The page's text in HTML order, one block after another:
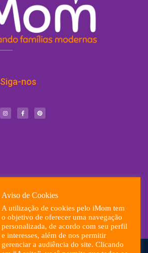
Siga-nos
s
t
a
c
e
b
n
t
e
Aviso de Cookies
A utilização de cookies pelo iMom tem
o objetivo de oferecer uma navegação
personalizada, de acordo com seu perfil
e interesses, além de nos permitir
gerenciar a audiência do site. Clicando